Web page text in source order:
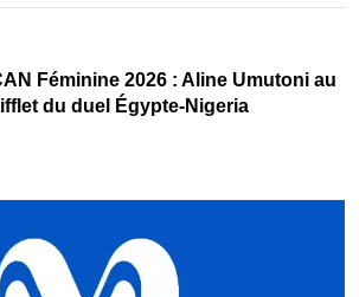
Féminine 2026 : Aline Umutoni au
du duel Égypte-Nigeria